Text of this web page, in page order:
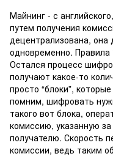
Майнинг - с
путем получения
децентрализована, она
одновременно. Правила
Остался процесс
получают какое-то
просто “блоки”,
помним, шифровать
такого вот блока,
комиссию, указанную
получателю. Скорость
комиссии, ведь таким